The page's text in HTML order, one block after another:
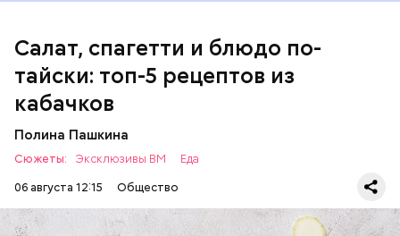
Салат, спагетти и блюдо по-
тайски: топ-5 рецептов из
кабачков
Полина Пашкина
Сюжеты: Эксклюзивы ВМ
Еда
06 августа 12:15
Общество